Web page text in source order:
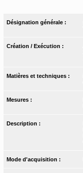
Désignation générale :
Création / Exécution :
Matières et techniques :
Mesures :
Description :
Mode d'acquisition :